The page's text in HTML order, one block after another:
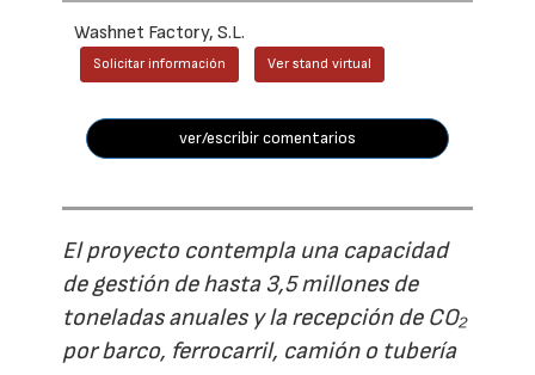
Washnet Factory, S.L.
Solicitar información Ver stand virtual
ver/escribir comentarios
El proyecto contempla una capacidad
de gestión de hasta 3,5 millones de
toneladas anuales y la recepción de CO₂
por barco, ferrocarril, camión o tubería